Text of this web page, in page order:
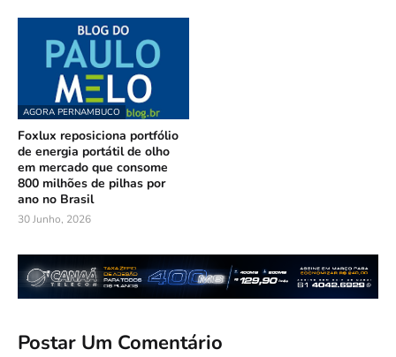
AGORA PERNAMBUCO
Foxlux reposiciona portfólio
de energia portátil de olho
em mercado que consome
800 milhões de pilhas por
ano no Brasil
30 Junho, 2026
Postar Um Comentário